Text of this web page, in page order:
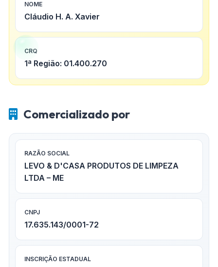
NOME
Cláudio H. A. Xavier
CRQ
1ª Região: 01.400.270
Comercializado por
RAZÃO SOCIAL
LEVO & D'CASA PRODUTOS DE LIMPEZA
LTDA – ME
CNPJ
17.635.143/0001-72
INSCRIÇÃO ESTADUAL